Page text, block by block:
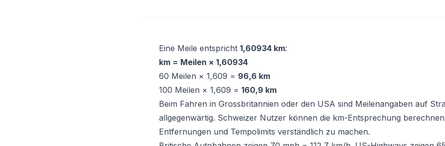
Eine Meile entspricht 1,60934 km:
km = Meilen × 1,60934
60 Meilen × 1,609 = 96,6 km
100 Meilen × 1,609 = 160,9 km
Beim Fahren in Grossbritannien oder den USA sind Meilenangaben auf
allgegenwärtig. Schweizer Nutzer können die km-Entsprechung
Entfernungen und Tempolimits verständlich zu machen.